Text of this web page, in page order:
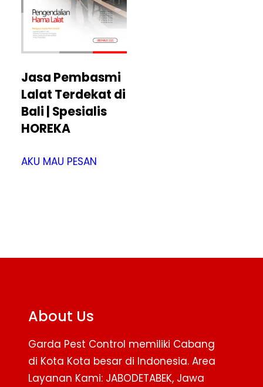
Jasa Pembasmi
Lalat Terdekat di
Bali | Spesialis
HOREKA
AKU MAU PESAN
About Us
Garda Pest Control memiliki Cabang
di Kota Kota besar di Indonesia. Area
Layanan Kami: JABODETABEK, Jawa